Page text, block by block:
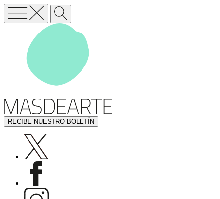
RECIBE NUESTRO BOLETÍN